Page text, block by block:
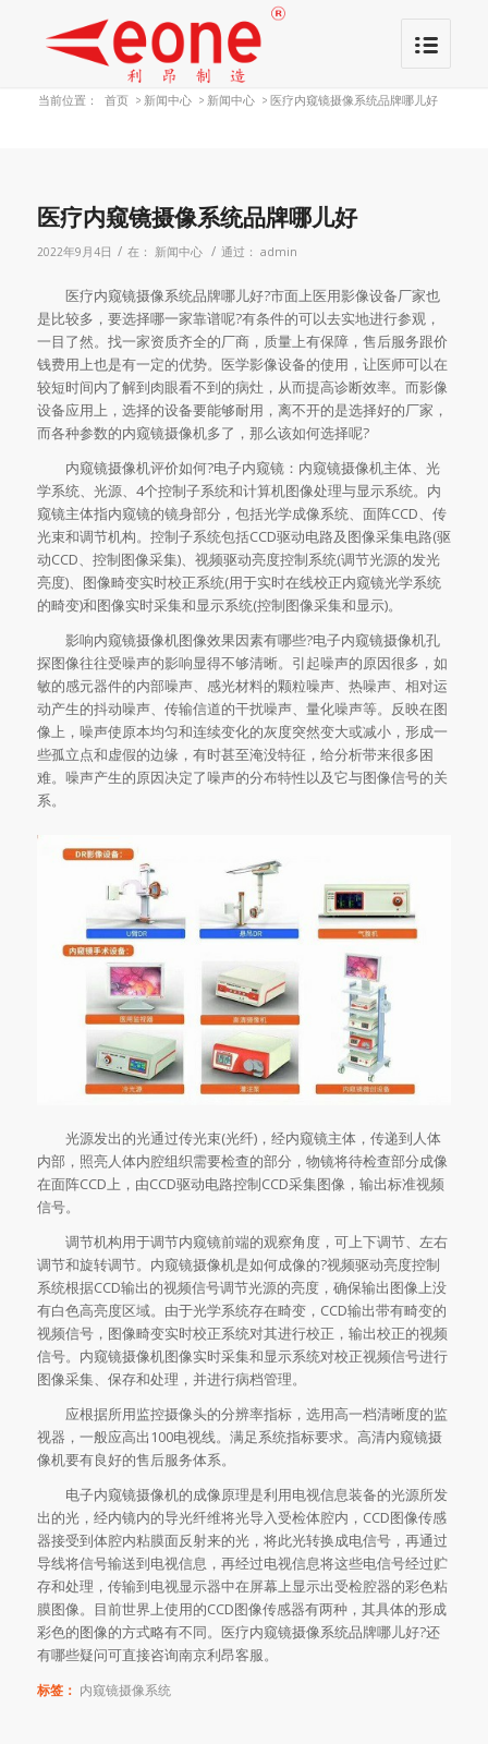
当前位置： 首页 > 新闻中心 > 新闻中心 > 医疗内窥镜摄像系统品牌哪儿好
医疗内窥镜摄像系统品牌哪儿好
2022年9月4日 / 在： 新闻中心 / 通过： admin
医疗内窥镜摄像系统品牌哪儿好?市面上医用影像设备厂家也
是比较多，要选择哪一家靠谱呢?有条件的可以去实地进行参观，
一目了然。找一家资质齐全的厂商，质量上有保障，售后服务跟价
钱费用上也是有一定的优势。医学影像设备的使用，让医师可以在
较短时间内了解到肉眼看不到的病灶，从而提高诊断效率。而影像
设备应用上，选择的设备要能够耐用，离不开的是选择好的厂家，
而各种参数的内窥镜摄像机多了，那么该如何选择呢?
内窥镜摄像机评价如何?电子内窥镜：内窥镜摄像机主体、光
学系统、光源、4个控制子系统和计算机图像处理与显示系统。内
窥镜主体指内窥镜的镜身部分，包括光学成像系统、面阵CCD、传
光束和调节机构。控制子系统包括CCD驱动电路及图像采集电路(驱
动CCD、控制图像采集)、视频驱动亮度控制系统(调节光源的发光
亮度)、图像畸变实时校正系统(用于实时在线校正内窥镜光学系统
的畸变)和图像实时采集和显示系统(控制图像采集和显示)。
影响内窥镜摄像机图像效果因素有哪些?电子内窥镜摄像机孔
探图像往往受噪声的影响显得不够清晰。引起噪声的原因很多，如
敏的感元器件的内部噪声、感光材料的颗粒噪声、热噪声、相对运
动产生的抖动噪声、传输信道的干扰噪声、量化噪声等。反映在图
像上，噪声使原本均匀和连续变化的灰度突然变大或减小，形成一
些孤立点和虚假的边缘，有时甚至淹没特征，给分析带来很多困
难。噪声产生的原因决定了噪声的分布特性以及它与图像信号的关
系。
光源发出的光通过传光束(光纤)，经内窥镜主体，传递到人体
内部，照亮人体内腔组织需要检查的部分，物镜将待检查部分成像
在面阵CCD上，由CCD驱动电路控制CCD采集图像，输出标准视频
信号。
调节机构用于调节内窥镜前端的观察角度，可上下调节、左右
调节和旋转调节。内窥镜摄像机是如何成像的?视频驱动亮度控制
系统根据CCD输出的视频信号调节光源的亮度，确保输出图像上没
有白色高亮度区域。由于光学系统存在畸变，CCD输出带有畸变的
视频信号，图像畸变实时校正系统对其进行校正，输出校正的视频
信号。内窥镜摄像机图像实时采集和显示系统对校正视频信号进行
图像采集、保存和处理，并进行病档管理。
应根据所用监控摄像头的分辨率指标，选用高一档清晰度的监
视器，一般应高出100电视线。满足系统指标要求。高清内窥镜摄
像机要有良好的售后服务体系。
电子内窥镜摄像机的成像原理是利用电视信息装备的光源所发
出的光，经内镜内的导光纤维将光导入受检体腔内，CCD图像传感
器接受到体腔内粘膜面反射来的光，将此光转换成电信号，再通过
导线将信号输送到电视信息，再经过电视信息将这些电信号经过贮
存和处理，传输到电视显示器中在屏幕上显示出受检腔器的彩色粘
膜图像。目前世界上使用的CCD图像传感器有两种，其具体的形成
彩色的图像的方式略有不同。医疗内窥镜摄像系统品牌哪儿好?还
有哪些疑问可直接咨询南京利昂客服。
标签： 内窥镜摄像系统